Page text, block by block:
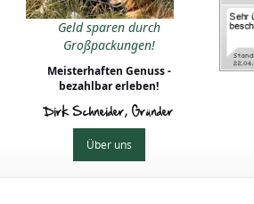
Geld sparen durch
Großpackungen!
Meisterhaften Genuss -
bezahlbar erleben!
Dirk Schneider, Gründer
Über uns